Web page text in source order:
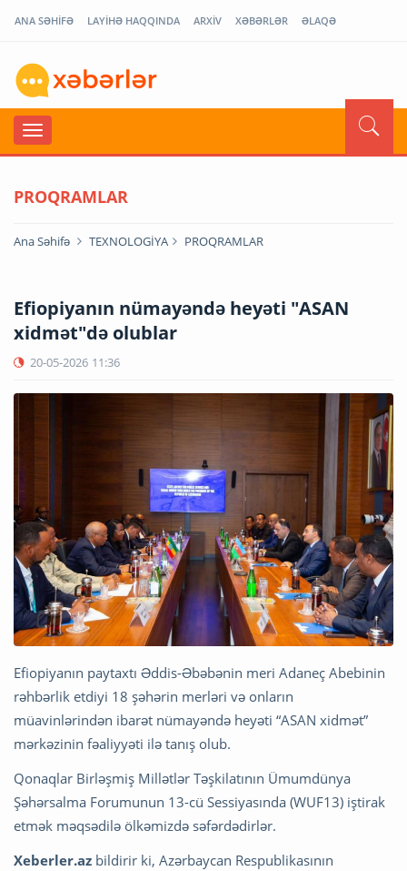
ANA SƏHİFƏ LAYİHƏ HAQQINDA ARXİV XƏBƏRLƏR ƏLAQƏ
PROQRAMLAR
Ana Səhifə TEXNOLOGİYA PROQRAMLAR
Efiopiyanın nümayəndə heyəti "ASAN
xidmət"də olublar
20-05-2026 11:36
Efiopiyanın paytaxtı Əddis-Əbəbənin meri Adaneç Abebinin
rəhbərlik etdiyi 18 şəhərin merləri və onların
müavinlərindən ibarət nümayəndə heyəti “ASAN xidmət”
mərkəzinin fəaliyyəti ilə tanış olub.
Qonaqlar Birləşmiş Millətlər Təşkilatının Ümumdünya
Şəhərsalma Forumunun 13-cü Sessiyasında (WUF13) iştirak
etmək məqsədilə ölkəmizdə səfərdədirlər.
Xeberler.az bildirir ki, Azərbaycan Respublikasının